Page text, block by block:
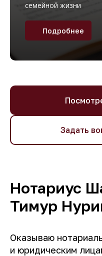
семейной жизни
Подробнее
Задать
Нотариус
Тимур
Оказываю
и юридическим